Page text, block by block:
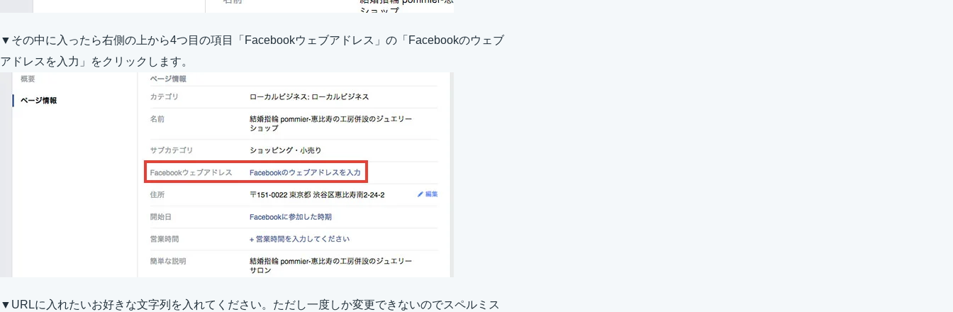
▼その中に入ったら右側の上から4つ目の項目「Facebookウェブアドレス」の「Facebookのウェブ
アドレスを入力」をクリックします。
▼URLに入れたいお好きな文字列を入れてください。ただし一度しか変更できないのでスペルミス